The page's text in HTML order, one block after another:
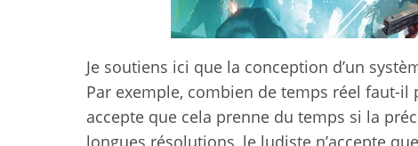
Je soutiens ici que la conception d’un
Par exemple, combien de temps réel faut-
accepte que cela prenne du temps si la